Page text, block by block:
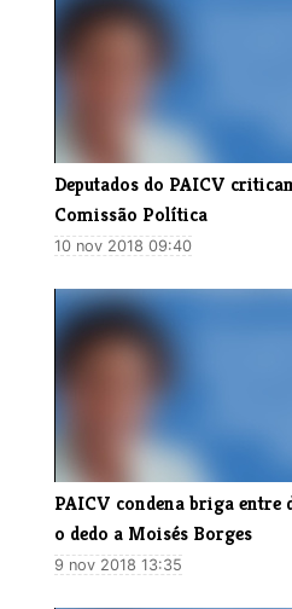
Deputados do PAICV
Comissão Política
10 nov 2018 09:40
PAICV condena briga entre
o dedo a Moisés Borges
9 nov 2018 13:35